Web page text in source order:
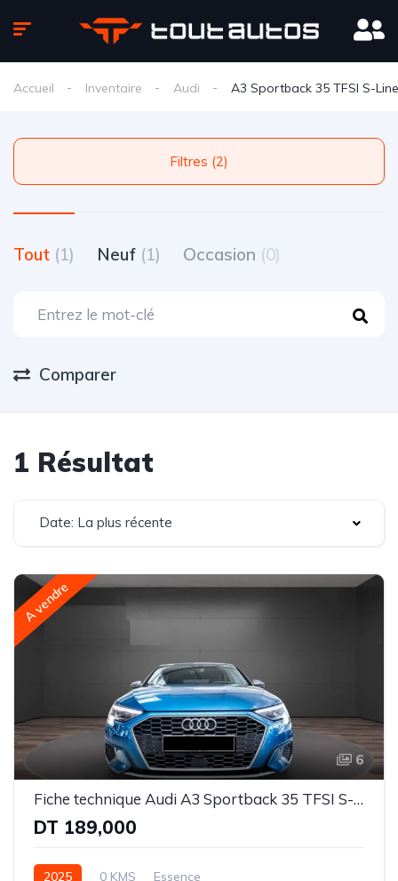
Accueil Inventaire Audi A3 Sportback 35 TFSI S-Line
Filtres (2)
Tout (1) Neuf (1) Occasion (0)
Comparer
1 Résultat
Date: La plus récente
A vendre
6
Fiche technique Audi A3 Sportback 35 TFSI S-Line
DT 189,000
2025 0 KMS Essence